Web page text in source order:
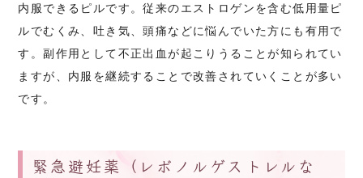
内服できるピルです。従来のエストロゲンを含む低用量ピ
ルでむくみ、吐き気、頭痛などに悩んでいた方にも有用で
す。副作用として不正出血が起こりうることが知られてい
ますが、内服を継続することで改善されていくことが多い
です。
緊急避妊薬（レボノルゲストレルな